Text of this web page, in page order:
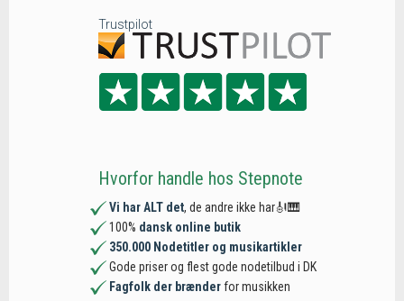
Trustpilot
Hvorfor handle hos Stepnote
Vi har ALT det, de andre ikke har🎻🎹
100% dansk online butik
350.000 Nodetitler og musikartikler
Gode priser og flest gode nodetilbud i DK
Fagfolk der brænderfor musikken